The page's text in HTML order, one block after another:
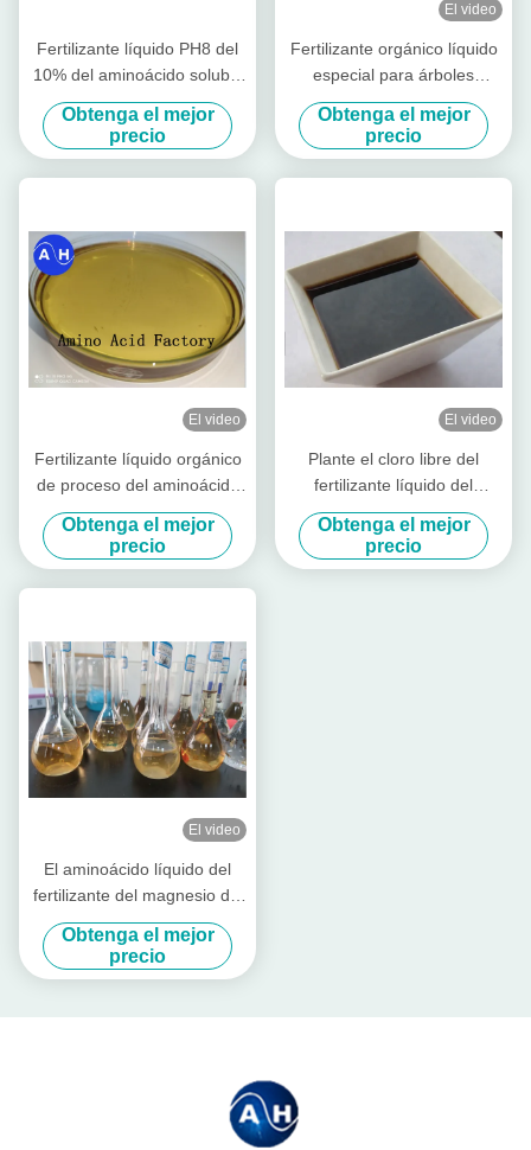
Fertilizante líquido PH8 del
10% del aminoácido soluble
en agua del cinc
Obtenga el mejor
precio
El video
Fertilizante orgánico líquido
especial para árboles
frutales
Obtenga el mejor
precio
El video
Fertilizante líquido orgánico
de proceso del aminoácido
el 50% de la hidrólisis
enzimática
Obtenga el mejor
precio
El video
Plante el cloro libre del
fertilizante líquido del
aminoácido de la fuente el
30% del embalaje 1L
Obtenga el mejor
precio
El video
El aminoácido líquido del
fertilizante del magnesio del
calcio quelató
Obtenga el mejor
precio